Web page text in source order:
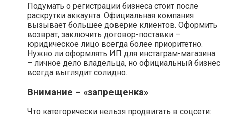
Подумать о регистрации бизнеса стоит после
раскрутки аккаунта. Официальная компания
вызывает большее доверие клиентов. Оформить
возврат, заключить договор-поставки –
юридическое лицо всегда более приоритетно.
Нужно ли оформлять ИП для инстаграм-магазина
– личное дело владельца, но официальный бизнес
всегда выглядит солидно.
Внимание – «запрещенка»
Что категорически нельзя продвигать в соцсети: